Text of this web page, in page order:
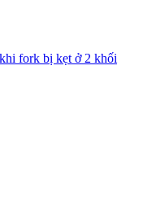
fork bị kẹt ở 2 khối